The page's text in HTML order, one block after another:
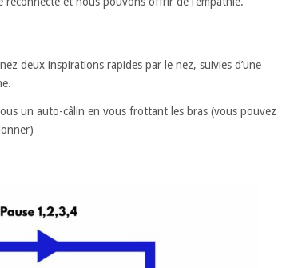
deux inspirations rapides par le nez, suivies d’une
un auto-câlin en vous frottant les bras (vous pouvez